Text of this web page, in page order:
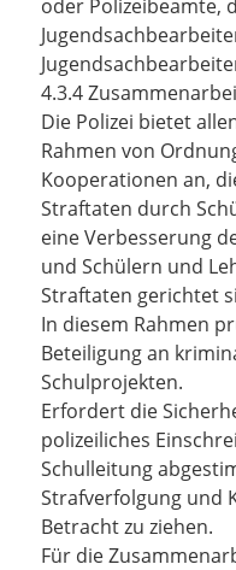
oder Polizeibeamte,
4.3.4
Die Polizei bietet
Rahmen von
Kooperationen an,
Straftaten durch
eine Verbesserung
und Schülern und
Straftaten gerichtet
In diesem Rahmen
Beteiligung an
Schulprojekten.
Erfordert die
polizeiliches
Schulleitung
Strafverfolgung und
Betracht zu ziehen.
Für die